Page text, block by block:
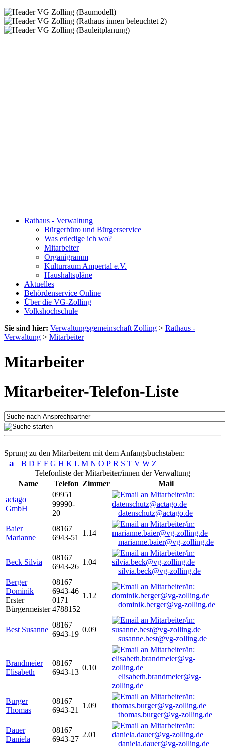
Rathaus - Verwaltung
Bürgerbüro und Bürgerservice
Was erledige ich wo?
Mitarbeiter
Organigramm
Kulturraum Ampertal e.V.
Haushaltspläne
Aktuelles
Behördenservice Online
Über die VG-Zolling
Volkshochschule
Sie sind hier: Verwaltungsgemeinschaft Zolling > Rathaus -
Verwaltung > Mitarbeiter
Mitarbeiter
Mitarbeiter-Telefon-Liste
Sprung zu den Mitarbeitern mit dem Anfangsbuchstaben:
a B D E F G H K L M N O P R S T V W Z
Telefonliste der Mitarbeiter/innen der Verwaltung
Name
Telefon Zimmer
Mail
actago
GmbH
09951
99990-
20
datenschutz@actago.de
Baier
Marianne
08167
6943-51
1.14
marianne.baier@vg-zolling.de
Beck Silvia
08167
6943-26
1.04
silvia.beck@vg-zolling.de
Berger
Dominik
Erster
Bürgermeister
08167
6943-46
0171
4788152
1.12
dominik.berger@vg-zolling.de
Best Susanne
08167
6943-19
0.09
susanne.best@vg-zolling.de
Brandmeier
Elisabeth
08167
6943-13
0.10
elisabeth.brandmeier@vg-
zolling.de
Burger
Thomas
08167
6943-21
1.09
thomas.burger@vg-zolling.de
Dauer
Daniela
08167
6943-27
2.01
daniela.dauer@vg-zolling.de